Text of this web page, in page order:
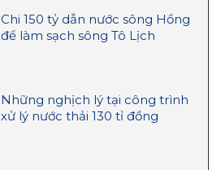
Chi 150 tỷ dẫn nước sông Hồng
để làm sạch sông Tô Lịch
Những nghịch lý tại công trình
xử lý nước thải 130 tỉ đồng